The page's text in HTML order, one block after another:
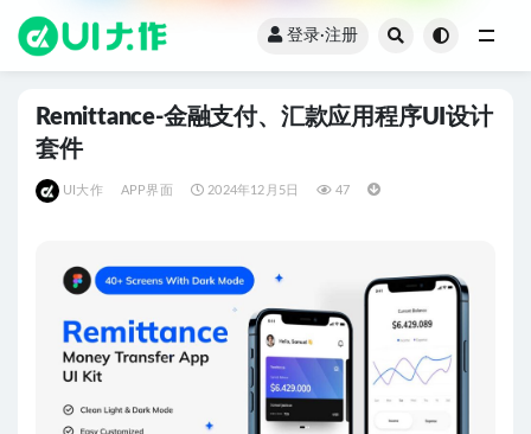
登录·注册
Remittance-金融支付、汇款应用程序UI设计
套件
UI大作 APP界面 2024年12月5日 47